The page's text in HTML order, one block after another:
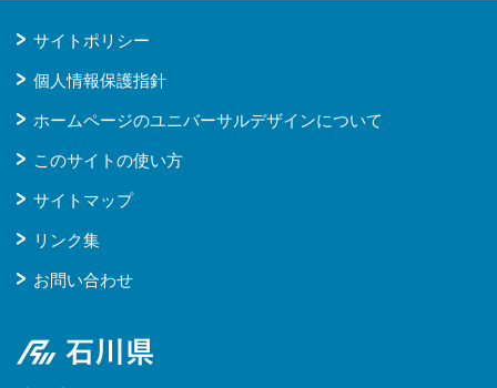
サイトポリシー
個人情報保護指針
ホームページのユニバーサルデザインについて
このサイトの使い方
サイトマップ
リンク集
お問い合わせ
石川県